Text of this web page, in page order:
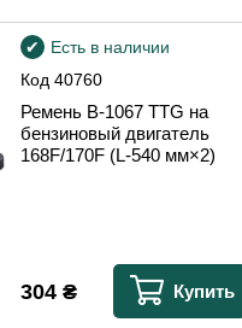
Код 40760
Есть в наличии
Ремень B-1067 TTG на
бензиновый двигатель
168F/170F (L-540 мм×2)
304 ₴ Купить